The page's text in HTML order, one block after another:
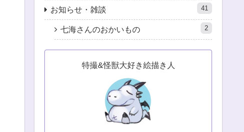
お知らせ・雑談 41
七海さんのおかいもの 2
特撮&怪獣大好き絵描き人